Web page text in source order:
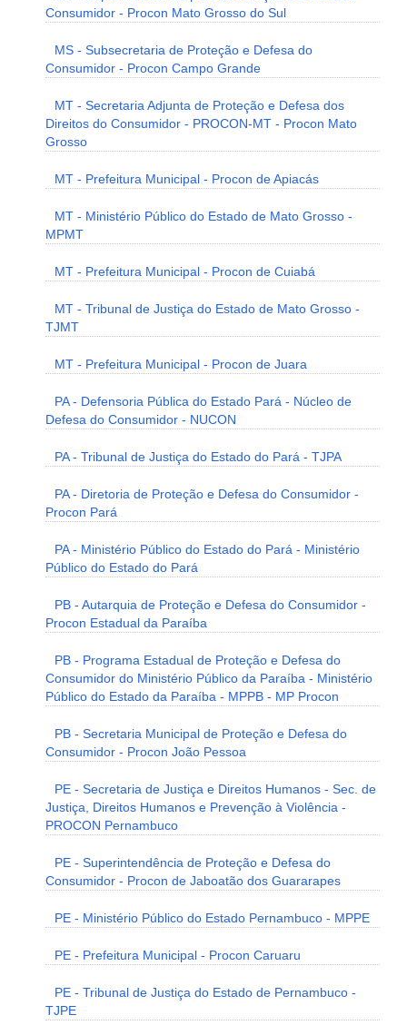
Consumidor - Procon Mato Grosso do Sul
MS - Subsecretaria de Proteção e Defesa do
Consumidor - Procon Campo Grande
MT - Secretaria Adjunta de Proteção e Defesa dos
Direitos do Consumidor - PROCON-MT - Procon Mato
Grosso
MT - Prefeitura Municipal - Procon de Apiacás
MT - Ministério Público do Estado de Mato Grosso -
MPMT
MT - Prefeitura Municipal - Procon de Cuiabá
MT - Tribunal de Justiça do Estado de Mato Grosso -
TJMT
MT - Prefeitura Municipal - Procon de Juara
PA - Defensoria Pública do Estado Pará - Núcleo de
Defesa do Consumidor - NUCON
PA - Tribunal de Justiça do Estado do Pará - TJPA
PA - Diretoria de Proteção e Defesa do Consumidor -
Procon Pará
PA - Ministério Público do Estado do Pará - Ministério
Público do Estado do Pará
PB - Autarquia de Proteção e Defesa do Consumidor -
Procon Estadual da Paraíba
PB - Programa Estadual de Proteção e Defesa do
Consumidor do Ministério Público da Paraíba - Ministério
Público do Estado da Paraíba - MPPB - MP Procon
PB - Secretaria Municipal de Proteção e Defesa do
Consumidor - Procon João Pessoa
PE - Secretaria de Justiça e Direitos Humanos - Sec. de
Justiça, Direitos Humanos e Prevenção à Violência -
PROCON Pernambuco
PE - Superintendência de Proteção e Defesa do
Consumidor - Procon de Jaboatão dos Guararapes
PE - Ministério Público do Estado Pernambuco - MPPE
PE - Prefeitura Municipal - Procon Caruaru
PE - Tribunal de Justiça do Estado de Pernambuco -
TJPE